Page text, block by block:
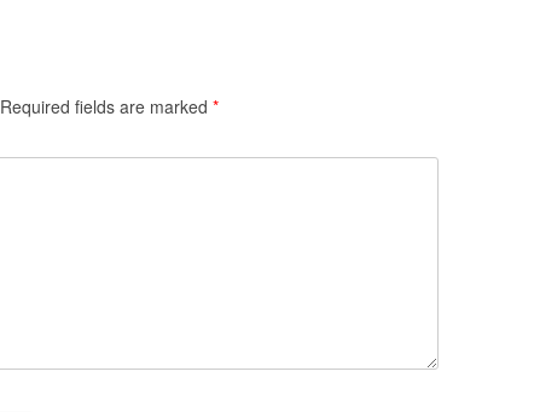
Required fields are marked *